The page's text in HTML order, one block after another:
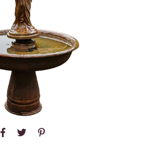
A comida estava maravilhosa,
e autenticada, com um atendimento
e simpático feito pelos próprios